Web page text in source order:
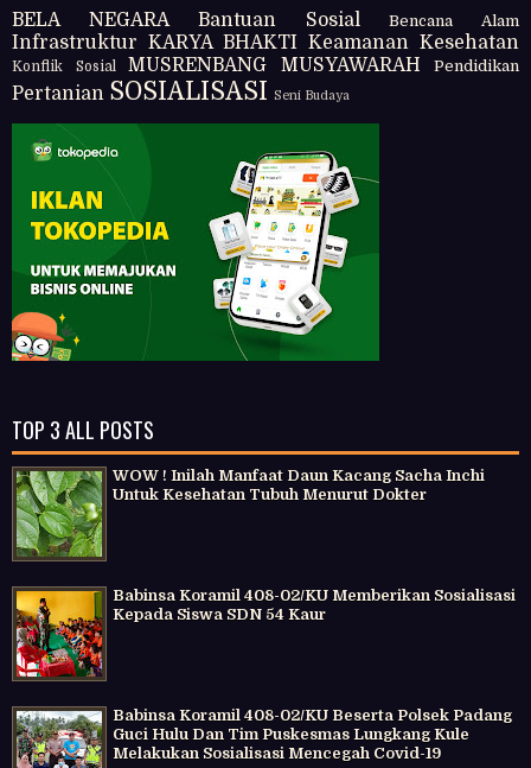
BELA NEGARA Bantuan Sosial Bencana Alam
Infrastruktur KARYA BHAKTI Keamanan Kesehatan
Konflik Sosial MUSRENBANG MUSYAWARAH Pendidikan
Pertanian SOSIALISASI Seni Budaya
TOP 3 ALL POSTS
WOW ! Inilah Manfaat Daun Kacang Sacha Inchi
Untuk Kesehatan Tubuh Menurut Dokter
Babinsa Koramil 408-02/KU Memberikan Sosialisasi
Kepada Siswa SDN 54 Kaur
Babinsa Koramil 408-02/KU Beserta Polsek Padang
Guci Hulu Dan Tim Puskesmas Lungkang Kule
Melakukan Sosialisasi Mencegah Covid-19